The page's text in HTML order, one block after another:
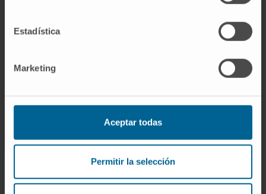
Estadística
Marketing
Aceptar todas
Permitir la selección
assessed mMF and DD in hypertensive
J Clin Med. 2020 Feb
3;9(2). pii: E404. doi: 10.3390/jcm9020404
VER PUBLICACIÓN EN PUBMED